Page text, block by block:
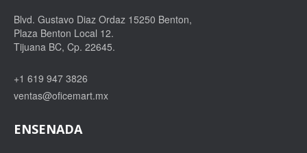
Blvd. Gustavo Diaz Ordaz 15250 Benton,
Plaza Benton Local 12.
Tijuana BC, Cp. 22645.
+1 619 947 3826
ventas@oficemart.mx
ENSENADA